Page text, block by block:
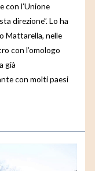
con l’Unione
direzione”. Lo ha
Mattarella, nelle
con l’omologo
già
con molti paesi